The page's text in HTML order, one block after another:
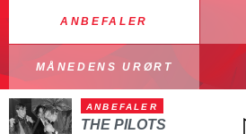
ANBEFALER
MÅNEDENS URØRT
ANBEFALER
THE PILOTS